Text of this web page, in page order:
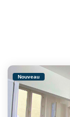
Nouveau